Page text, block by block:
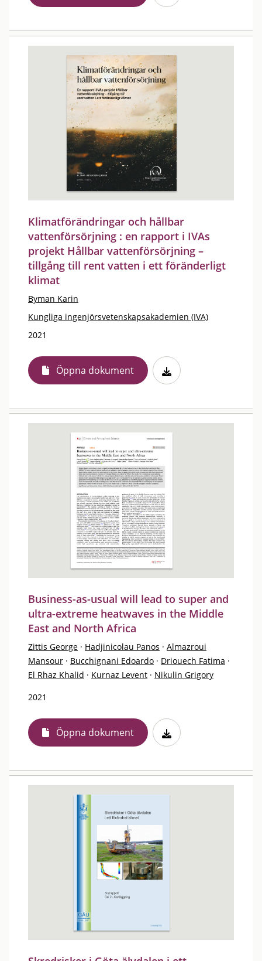
Klimatförändringar och hållbar
vattenförsörjning : en rapport i IVAs
projekt Hållbar vattenförsörjning –
tillgång till rent vatten i ett föränderligt
klimat
Byman Karin
Kungliga ingenjörsvetenskapsakademien (IVA)
2021
Öppna dokument
Business-as-usual will lead to super and
ultra-extreme heatwaves in the Middle
East and North Africa
Zittis George · Hadjinicolau Panos · Almazroui
Mansour · Bucchignani Edoardo · Driouech Fatima ·
El Rhaz Khalid · Kurnaz Levent · Nikulin Grigory
2021
Öppna dokument